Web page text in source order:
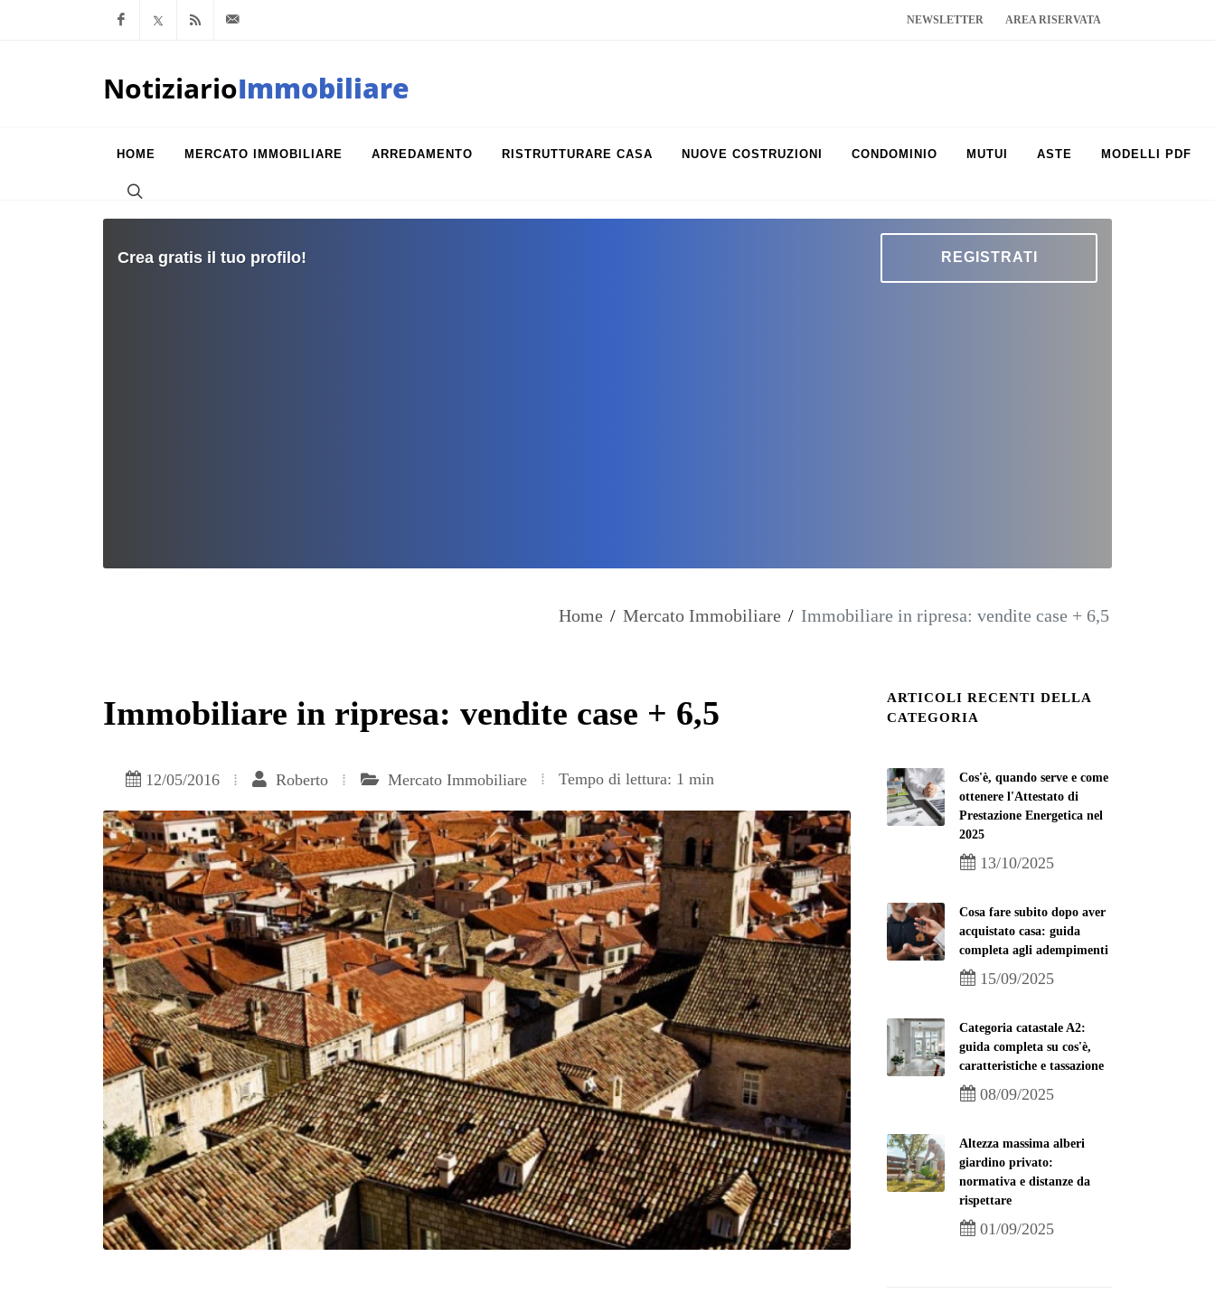
Facebook
x.com Feed RSS NEWSLETTER AREA RISERVATA
NotiziarioImmobiliare
HOME MERCATO IMMOBILIARE ARREDAMENTO RISTRUTTURARE CASA NUOVE COSTRUZIONI CONDOMINIO MUTUI ASTE MODELLI PDF
Crea gratis il tuo profilo! REGISTRATI
Home / Mercato Immobiliare / Immobiliare in ripresa: vendite case + 6,5
Immobiliare in ripresa: vendite case + 6,5
12/05/2016 Roberto Mercato Immobiliare Tempo di lettura: 1 min
ARTICOLI RECENTI DELLA
CATEGORIA
Cos'è, quando serve e come
ottenere l'Attestato di
Prestazione Energetica nel
2025
13/10/2025
Cosa fare subito dopo aver
acquistato casa: guida
completa agli adempimenti
15/09/2025
Categoria catastale A2:
guida completa su cos'è,
caratteristiche e tassazione
08/09/2025
Altezza massima alberi
giardino privato:
normativa e distanze da
rispettare
01/09/2025